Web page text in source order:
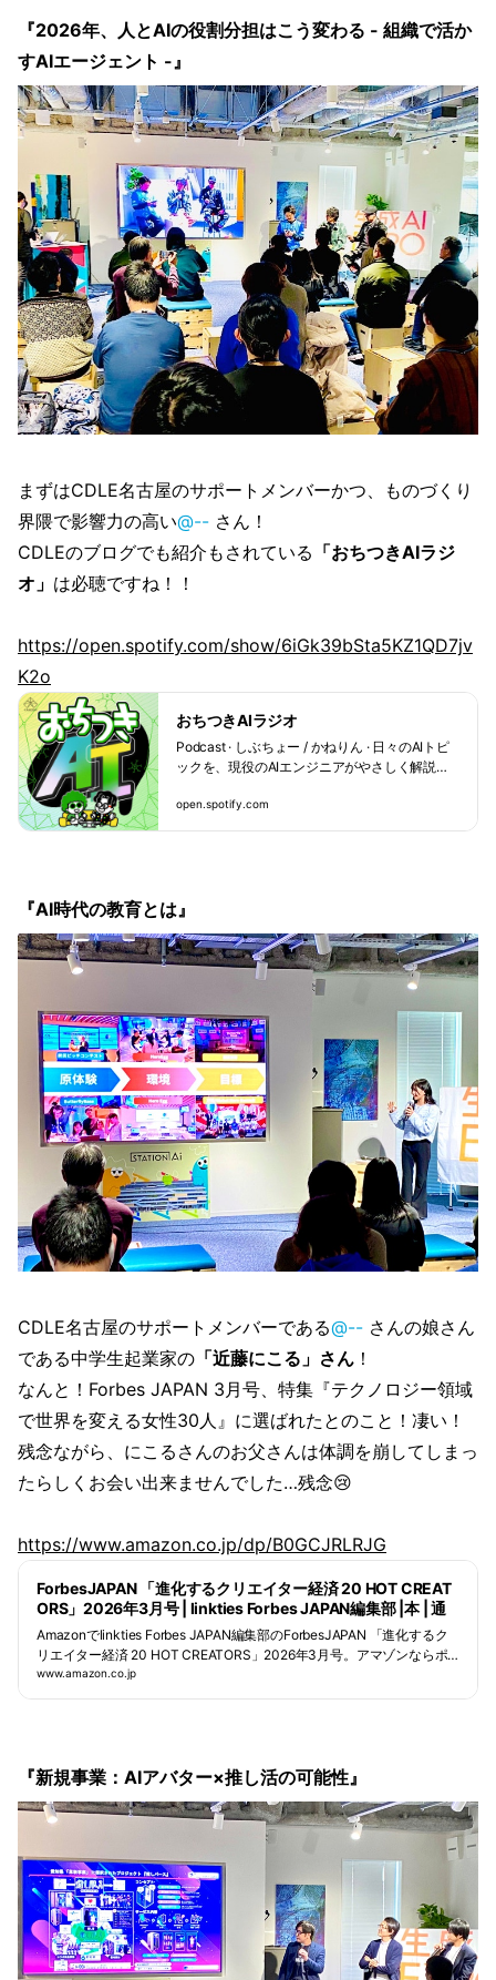
『2026年、人とAIの役割分担はこう変わる - 組織で活か
すAIエージェント -』
まずはCDLE名古屋のサポートメンバーかつ、ものづくり
界隈で影響力の高い@-- さん！
CDLEのブログでも紹介もされている 「おちつきAIラジ
オ」 は必聴ですね！！
https://open.spotify.com/show/6iGk39bSta5KZ1QD7jv
K2o
おちつきAIラジオ
Podcast · しぶちょー / かねりん · 日々のAIトピ
ックを、現役のAIエンジニアがやさしく解説す
に、おちつきを提供します。AIニュースの、驚
ュタグ】 #おちつきAI 【番組公式X】 https://x.c
ぶちょー ・AIエンジニア ・技術士(機械部門) 大
手機械メーカーでAI開発の最前線を担う現役エ
ンジニア。AI（ディープラーニング）の実装ス
m/sibucho_labo ▼かねりん（金田勇太） ・KA
NERIN Podcast Studios 代表 ・一般社団法人 地
方WEB3連携協会 理事 https://x.com/kanerinx
【プロデューサー】 かねりん 【サウンド･アー
キテクト】 Aviv Haruta 【カバーアートデザイ
ン】 UTA 【制作/著作】 KANERIN Podcast Stu
dios ≪お問合せフォーム≫ （通常のご感想等は
Xへ） https://forms.gle/yHoq9rgT9MhFGywn9
open.spotify.com
『AI時代の教育とは』
CDLE名古屋のサポートメンバーである@-- さんの娘さん
である中学生起業家の 「近藤にこる」さん ！
なんと！Forbes JAPAN 3月号、特集『テクノロジー領域
で世界を変える女性30人』に選ばれたとのこと！凄い！
残念ながら、にこるさんのお父さんは体調を崩してしまっ
たらしくお会い出来ませんでした…残念😢
https://www.amazon.co.jp/dp/B0GCJRLRJG
ForbesJAPAN 「進化するクリエイター経済 20 HOT CREAT
ORS」2026年3月号 | linkties Forbes JAPAN編集部 |本 | 通
販 | Amazon
Amazonでlinkties Forbes JAPAN編集部のForbesJAPAN 「進化するク
リエイター経済 20 HOT CREATORS」2026年3月号。アマゾンならポ
イント還元本が多数。linkties Forbes JAPAN編集部作品ほか、お急ぎ便
www.amazon.co.jp
『新規事業：AIアバター×推し活の可能性』